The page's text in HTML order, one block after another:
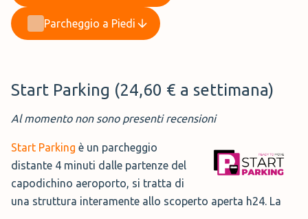
Parcheggio a Piedi
Start Parking (24,60 € a settimana)
Al momento non sono presenti recensioni
Start Parking è un parcheggio
distante 4 minuti dalle partenze del
capodichino aeroporto, si tratta di
una struttura interamente allo scoperto aperta h24. La